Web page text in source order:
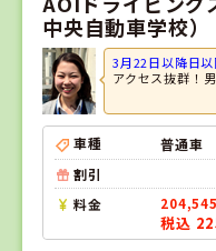
中央自動車学校）
3月22日以降日
アクセス抜群！
車種
普通車
割引
料金
税込